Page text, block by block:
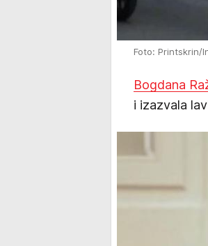
Foto: Printskrin/
Bogdana
i izazvala